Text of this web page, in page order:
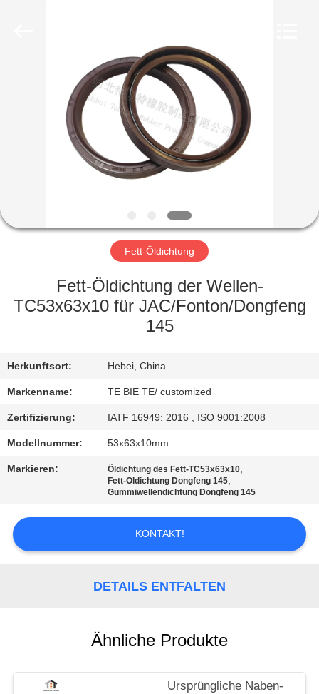
PRODUKTE
FABRIK-
QUALITÄTSKONTROLLE
SIE
MIT
UNS
IN
VERBINDUNG
FÄLLE
POLICY
Fett-Öldichtung
Fett-Öldichtung der Wellen-
TC53x63x10 für JAC/Fonton/Dongfeng
145
Herkunftsort: Hebei, China
Markenname: TE BIE TE/ customized
Zertifizierung: IATF 16949: 2016 , ISO 9001:2008
Modellnummer: 53x63x10mm
Markieren: Öldichtung des Fett-TC53x63x10,
Fett-Öldichtung Dongfeng 145,
Gummiwellendichtung Dongfeng 145
KONTAKT!
DETAILS ENTFALTEN
Ähnliche Produkte
Ursprüngliche Naben-